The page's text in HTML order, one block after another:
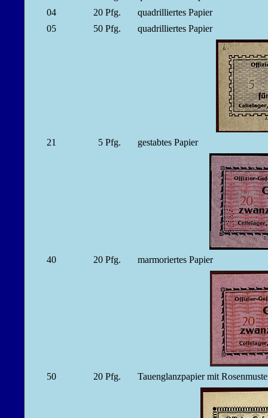
04
20 Pfg.
quadrilliertes Papier
05
50 Pfg. quadrilliertes Papier
21 5 Pfg. gestabtes Papier
40 20 Pfg. marmoriertes Papier
50 20 Pfg. Tauenglanzpapier mit